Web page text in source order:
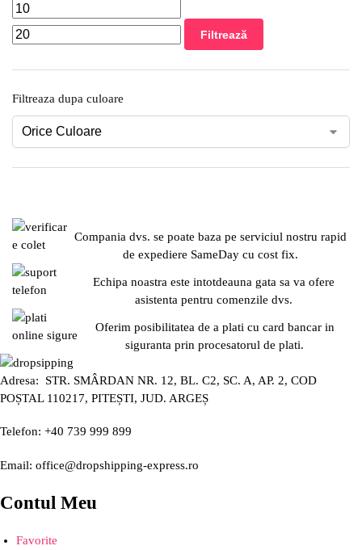
Filtrează
Filtreaza dupa culoare
Compania dvs. se poate baza pe serviciul nostru rapid
de expediere SameDay cu cost fix.
Echipa noastra este intotdeauna gata sa va ofere
asistenta pentru comenzile dvs.
Oferim posibilitatea de a plati cu card bancar in
siguranta prin procesatorul de plati.
Adresa: STR. SMÂRDAN NR. 12, BL. C2, SC. A, AP. 2, COD
POȘTAL 110217, PITEȘTI, JUD. ARGEȘ
Telefon: +40 739 999 899
Email: office@dropshipping-express.ro
Contul Meu
Favorite